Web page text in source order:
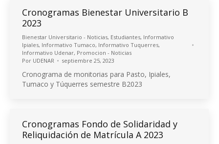
Cronogramas Bienestar Universitario B
2023
Bienestar Universitario - Noticias, Estudiantes, Informativo
Ipiales, Informativo Tumaco, Informativo Tuquerres,
Informativo Udenar, Promocion - Noticias
Por UDENAR septiembre 25, 2023
Cronograma de monitorias para Pasto, Ipiales,
Tumaco y Túquerres semestre B2023
Cronogramas Fondo de Solidaridad y
Reliquidación de Matrícula A 2023